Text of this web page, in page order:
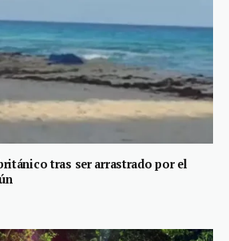
tras ser arrastrado por el